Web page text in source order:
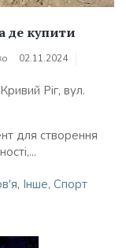
де купити
02.11.2024
Ріг, вул.
для створення
, Інше, Спорт